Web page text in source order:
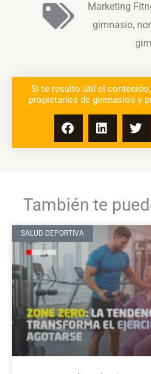
Marketing
gimnasio,
Si te resulto útil el
propietarios de gimnasios y
También te
SALUD DEPORTIVA